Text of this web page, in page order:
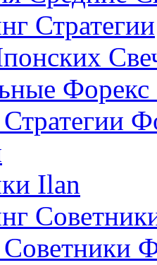
Стратегии
Форекс
Ilan